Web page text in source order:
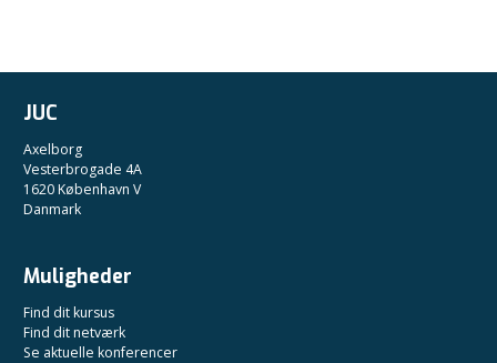
JUC
Axelborg
Vesterbrogade 4A
1620 København V
Danmark
Muligheder
Find dit kursus
Find dit netværk
Se aktuelle konferencer